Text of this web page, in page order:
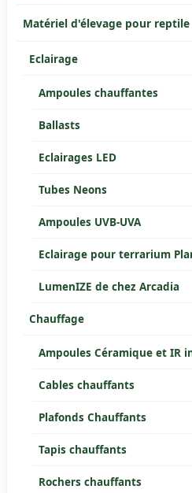
Matériel d'élevage pour reptile
Eclairage
Ampoules chauffantes
Ballasts
Eclairages LED
Tubes Neons
Ampoules UVB-UVA
Eclairage pour terrarium
LumenIZE de chez Arcadia
Chauffage
Ampoules Céramique et IR
Cables chauffants
Plafonds Chauffants
Tapis chauffants
Rochers chauffants